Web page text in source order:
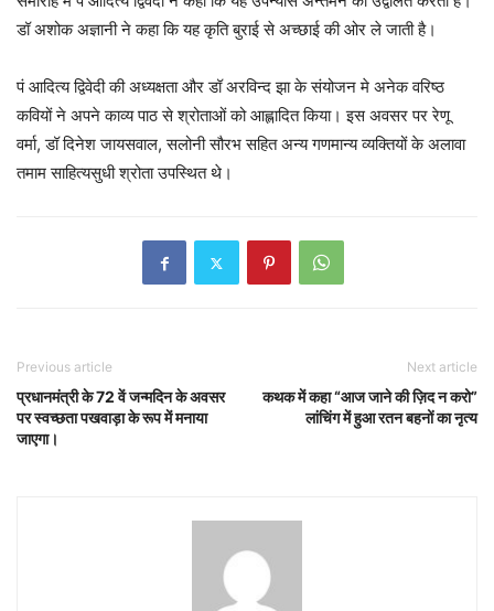
डॉ अशोक अज्ञानी ने कहा कि यह कृति बुराई से अच्छाई की ओर ले जाती है।
पं आदित्य द्विवेदी की अध्यक्षता और डॉ अरविन्द झा के संयोजन मे अनेक वरिष्ठ
कवियों ने अपने काव्य पाठ से श्रोताओं को आह्लादित किया। इस अवसर पर रेणू
वर्मा, डॉ दिनेश जायसवाल, सलोनी सौरभ सहित अन्य गणमान्य व्यक्तियों के अलावा
तमाम साहित्यसुधी श्रोता उपस्थित थे।
Previous article
प्रधानमंत्री के 72 वें जन्मदिन के अवसर
पर स्वच्छता पखवाड़ा के रूप में मनाया
जाएगा।
Next article
कथक में कहा “आज जाने की ज़िद न करो”
लांचिंग में हुआ रतन बहनों का नृत्य